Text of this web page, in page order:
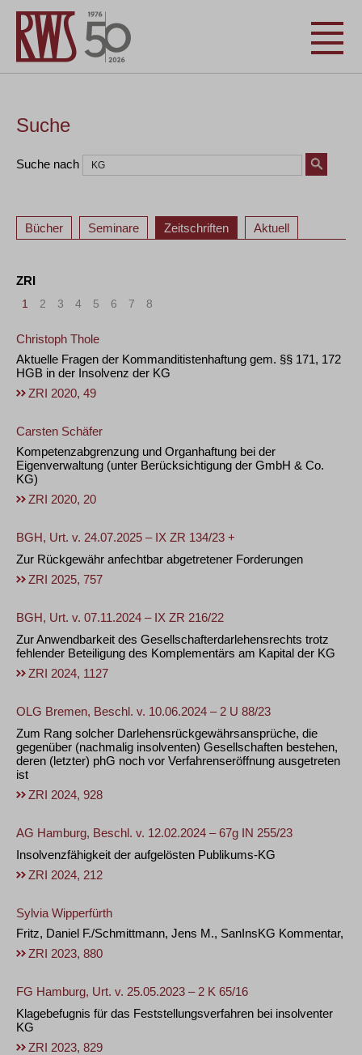
Suche
Suche nach
Bücher Seminare Zeitschriften Aktuell
ZRI
1 2 3 4 5 6 7 8
Christoph Thole
Aktuelle Fragen der Kommanditistenhaftung gem. §§ 171, 172
HGB in der Insolvenz der KG
ZRI 2020, 49
Carsten Schäfer
Kompetenzabgrenzung und Organhaftung bei der
Eigenverwaltung (unter Berücksichtigung der GmbH & Co.
KG)
ZRI 2020, 20
BGH, Urt. v. 24.07.2025 – IX ZR 134/23 +
Zur Rückgewähr anfechtbar abgetretener Forderungen
ZRI 2025, 757
BGH, Urt. v. 07.11.2024 – IX ZR 216/22
Zur Anwendbarkeit des Gesellschafterdarlehensrechts trotz
fehlender Beteiligung des Komplementärs am Kapital der KG
ZRI 2024, 1127
OLG Bremen, Beschl. v. 10.06.2024 – 2 U 88/23
Zum Rang solcher Darlehensrückgewährsansprüche, die
gegenüber (nachmalig insolventen) Gesellschaften bestehen,
deren (letzter) phG noch vor Verfahrenseröffnung ausgetreten
ist
ZRI 2024, 928
AG Hamburg, Beschl. v. 12.02.2024 – 67g IN 255/23
Insolvenzfähigkeit der aufgelösten Publikums-KG
ZRI 2024, 212
Sylvia Wipperfürth
Fritz, Daniel F./Schmittmann, Jens M., SanInsKG Kommentar,
ZRI 2023, 880
FG Hamburg, Urt. v. 25.05.2023 – 2 K 65/16
Klagebefugnis für das Feststellungsverfahren bei insolventer
KG
ZRI 2023, 829